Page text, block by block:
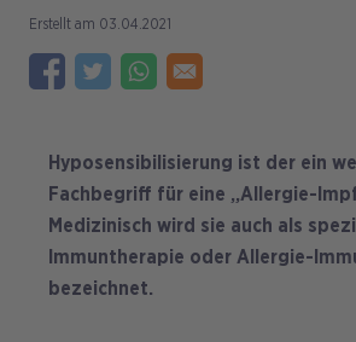
03.04.2021
Hyposensibilisierung ist der ein
Fachbegriff für eine „Allergie-
Medizinisch wird sie auch als
Immuntherapie oder Allergie-
bezeichnet.